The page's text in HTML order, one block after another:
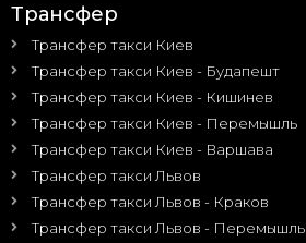
Трансфер
Трансфер такси Киев
Трансфер такси Киев - Будапешт
Трансфер такси Киев - Кишинев
Трансфер такси Киев - Перемышль
Трансфер такси Киев - Варшава
Трансфер такси Львов
Трансфер такси Львов - Краков
Трансфер такси Львов - Перемышль